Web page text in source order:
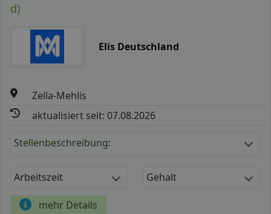
d)
Elis Deutschland
Zella-Mehlis
aktualisiert seit: 07.08.2026
Stellenbeschreibung:
Arbeitszeit Gehalt
mehr Details